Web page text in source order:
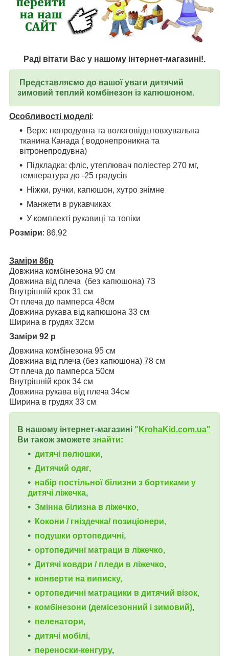
Раді вітати Вас у нашому інтернет-магазині!.
Представляємо до вашої уваги дитячий
зимовий теплий комбінезон із капюшоном.
Особливості моделі:
Верх: непродувна та вологовідштовхувальна
тканина Канада ( водонепроникна та
вітронепродувна)
Підкладка: фліс, утеплювач поліестер 270 мг,
температура до -25 градусів
Ніжки, ручки, капюшон, хутро знімне
Манжети в рукавчиках
У комплекті рукавиці та топіки
Розміри: 86,92
Заміри 86р
Довжина комбінезона 90 см
Довжина від плеча (без капюшона) 73
Внутрішній крок 31 см
От плеча до памперса 48см
Довжина рукава від капюшона 33 см
Ширина в грудях 32см
Заміри 92 р
Довжина комбінезона 95 см
Довжина від плеча (без капюшона) 78 см
От плеча до памперса 50см
Внутрішній крок 34 см
Довжина рукава від плеча 34см
Ширина в грудях 33 см
В нашому інтернет-магазині " KrohaKid.com.ua"
Ви також зможете знайти:
дитячі пелюшки,
Дитячий одяг,
набір постільної білизни з бортиками у
дитячі ліжечка,
Змінна білизна в ліжечко,
Кокони / гніздечка/ позиціонери,
подушки ортопедичні,
ортопедичні матраци в ліжечко,
Дитячі ковдри / пледи в ліжечко,
конверти на виписку,
ортопедичні матрацики в дитячий візок,
комбінезони (демісезонний і зимовий),
пеленатори,
дитячі мобілі,
переноски-кенгуру,